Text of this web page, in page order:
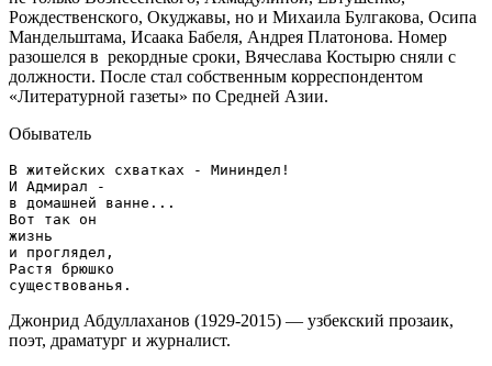
Рождественского, Окуджавы, но и Михаила Булгакова, Осипа
Мандельштама, Исаака Бабеля, Андрея Платонова. Номер
разошелся в рекордные сроки, Вячеслава Костырю сняли с
должности. После стал собственным корреспондентом
«Литературной газеты» по Средней Азии.
Обыватель
В житейских схватках - Мининдел!
И Адмирал -
в домашней ванне...
Вот так он
жизнь
и проглядел,
Растя брюшко
Джонрид Абдуллаханов (1929-2015) — узбекский прозаик,
поэт, драматург и журналист.